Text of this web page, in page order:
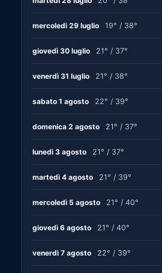
mercoledì 29 luglio 19° / 38°
giovedì 30 luglio 21° / 37°
venerdì 31 luglio 21° / 38°
sabato 1 agosto 22° / 39°
domenica 2 agosto 21° / 37°
lunedì 3 agosto 21° / 37°
martedì 4 agosto 21° / 39°
mercoledì 5 agosto 21° / 40°
giovedì 6 agosto 21° / 40°
venerdì 7 agosto 22° / 39°